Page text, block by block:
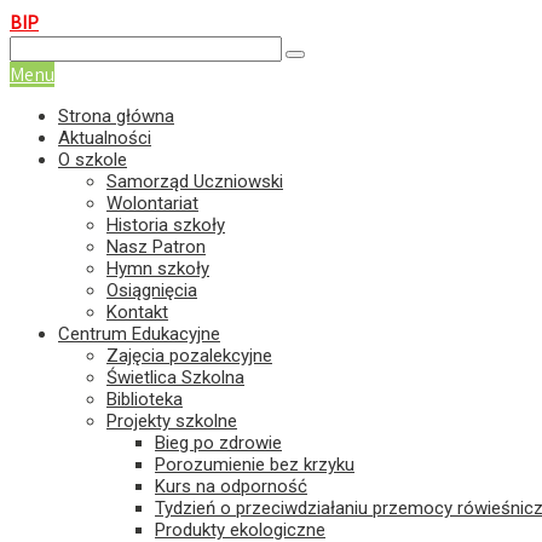
BIP
Menu
Strona główna
Aktualności
O szkole
Samorząd Uczniowski
Wolontariat
Historia szkoły
Nasz Patron
Hymn szkoły
Osiągnięcia
Kontakt
Centrum Edukacyjne
Zajęcia pozalekcyjne
Świetlica Szkolna
Biblioteka
Projekty szkolne
Bieg po zdrowie
Porozumienie bez krzyku
Kurs na odporność
Tydzień o przeciwdziałaniu przemocy
Produkty ekologiczne